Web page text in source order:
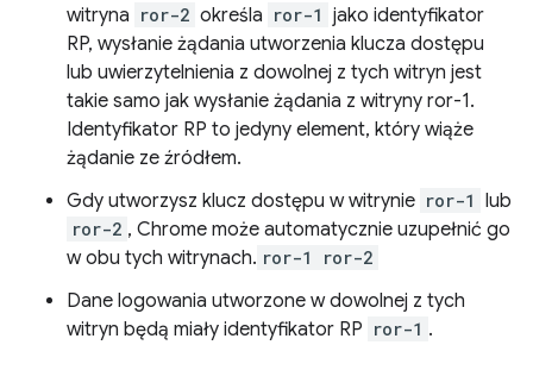
witryna ror-2 określa ror-1 jako identyfikator
RP, wysłanie żądania utworzenia klucza dostępu
lub uwierzytelnienia z dowolnej z tych witryn jest
takie samo jak wysłanie żądania z witryny ror-1.
Identyfikator RP to jedyny element, który wiąże
żądanie ze źródłem.
Gdy utworzysz klucz dostępu w witrynie ror-1 lub
ror-2 , Chrome może automatycznie uzupełnić go
w obu tych witrynach. ror-1 ror-2
Dane logowania utworzone w dowolnej z tych
witryn będą miały identyfikator RP ror-1 .